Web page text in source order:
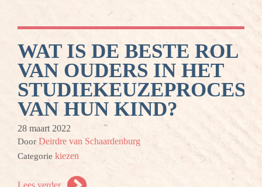
WAT IS DE BESTE ROL
VAN OUDERS IN HET
STUDIEKEUZEPROCES
VAN HUN KIND?
28 maart 2022
Door Deirdre van Schaardenburg
Categorie kiezen
Lees verder